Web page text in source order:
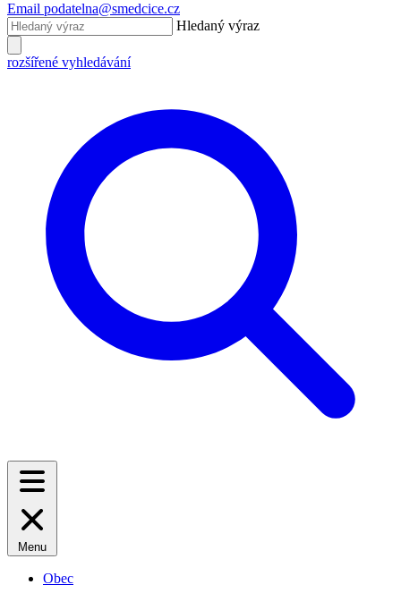
Email podatelna@smedcice.cz
Hledaný výraz
rozšířené vyhledávání
Menu
Obec